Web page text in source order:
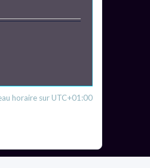
horaire sur UTC+01:00